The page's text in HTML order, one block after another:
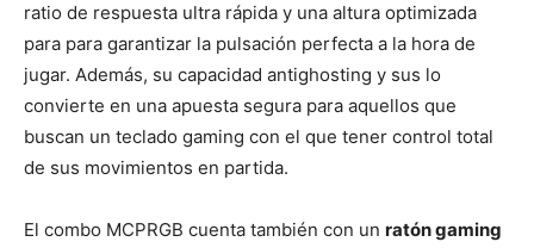
ratio de respuesta ultra rápida y una altura optimizada
para para garantizar la pulsación perfecta a la hora de
jugar. Además, su capacidad antighosting y sus lo
convierte en una apuesta segura para aquellos que
buscan un teclado gaming con el que tener control total
de sus movimientos en partida.
El combo MCPRGB cuenta también con un ratón gaming